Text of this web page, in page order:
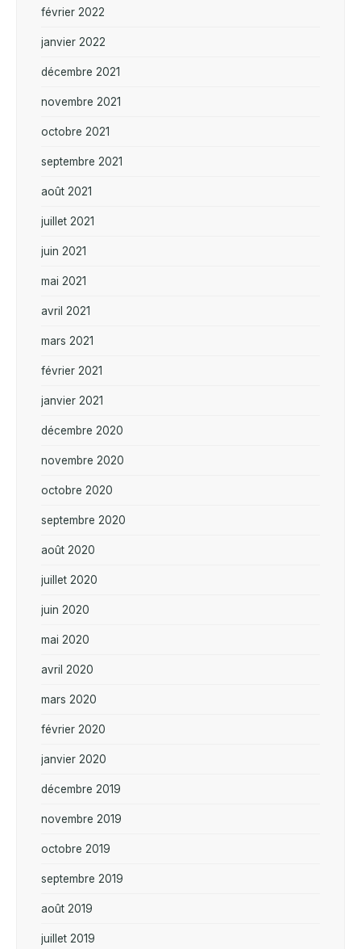
février 2022
janvier 2022
décembre 2021
novembre 2021
octobre 2021
septembre 2021
août 2021
juillet 2021
juin 2021
mai 2021
avril 2021
mars 2021
février 2021
janvier 2021
décembre 2020
novembre 2020
octobre 2020
septembre 2020
août 2020
juillet 2020
juin 2020
mai 2020
avril 2020
mars 2020
février 2020
janvier 2020
décembre 2019
novembre 2019
octobre 2019
septembre 2019
août 2019
juillet 2019